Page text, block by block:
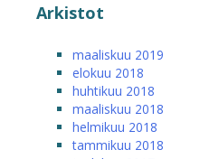
Arkistot
maaliskuu 2019
elokuu 2018
huhtikuu 2018
maaliskuu 2018
helmikuu 2018
tammikuu 2018